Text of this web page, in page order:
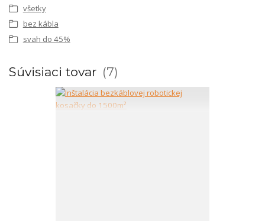
všetky
bez kábla
svah do 45%
Súvisiaci tovar 7